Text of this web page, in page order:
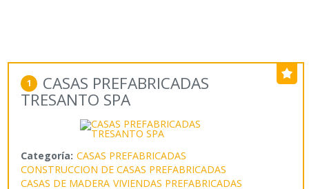
1 CASAS PREFABRICADAS
TRESANTO SPA
Categoría: CASAS PREFABRICADAS
CONSTRUCCION DE CASAS PREFABRICADAS
CASAS DE MADERA VIVIENDAS PREFABRICADAS